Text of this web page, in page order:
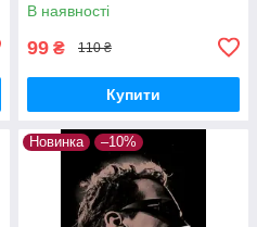
В наявності
99 ₴ 110 ₴
Купити
Новинка –10%